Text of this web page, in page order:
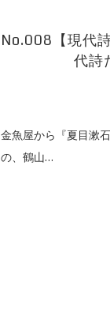
No.008【現代
代詩
金魚屋から『夏目漱
の、鶴山…